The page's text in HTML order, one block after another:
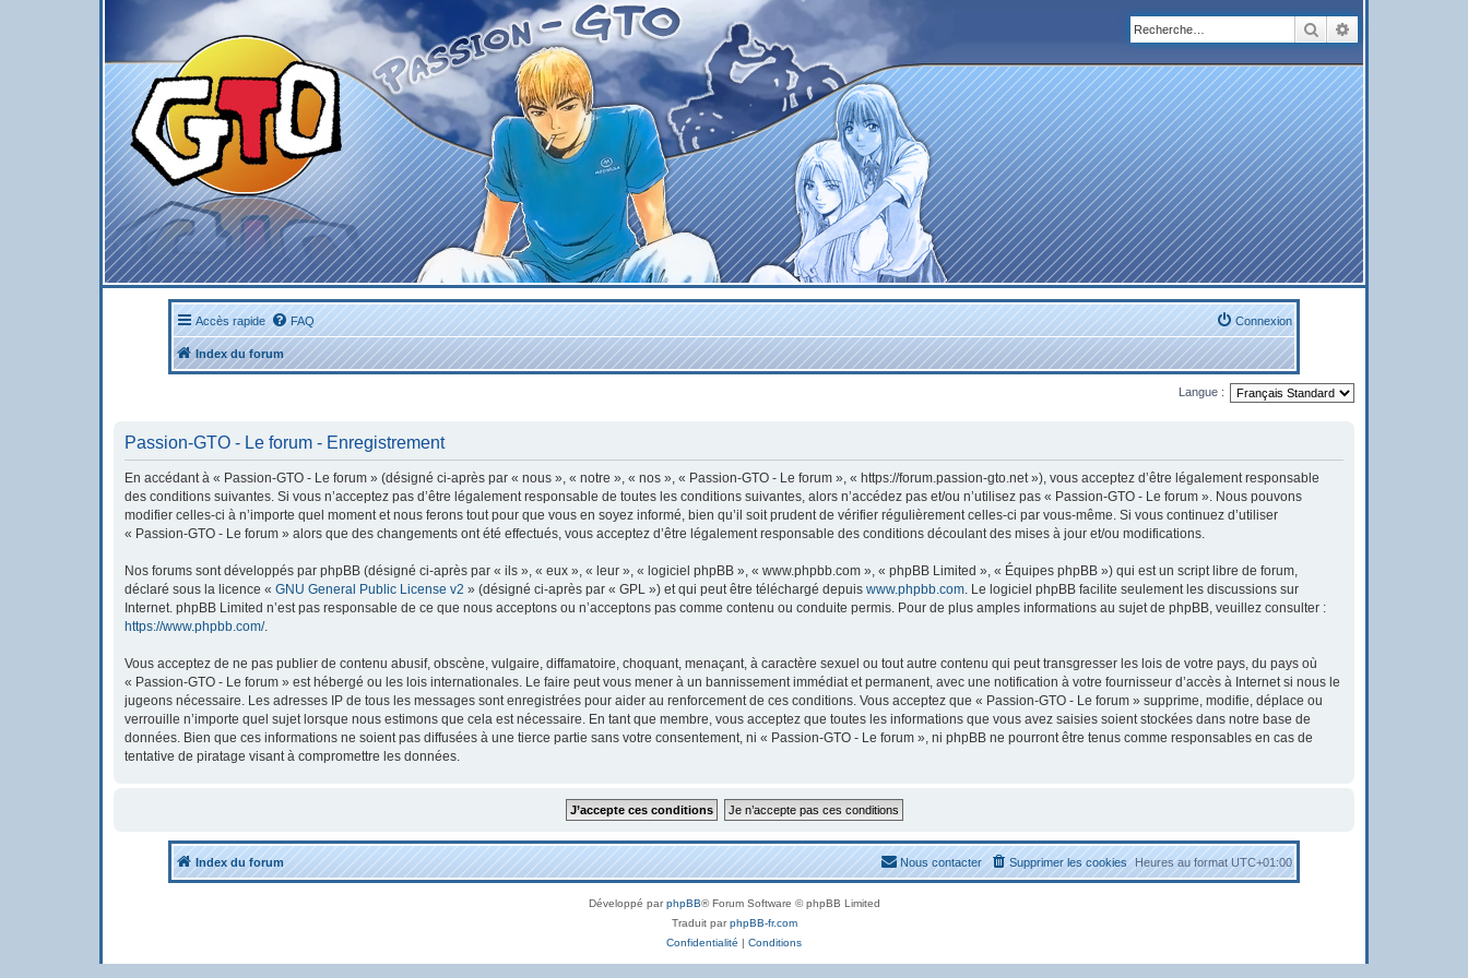
Rechercher
Accès rapide FAQ Connexion
Index du forum
Langue :
Passion-GTO - Le forum - Enregistrement
En accédant à « Passion-GTO - Le forum » (désigné ci-après par « nous », « notre », « nos », « Passion-GTO - Le forum », « https://forum.passion-gto.net »), vous acceptez d’être légalement responsable
des conditions suivantes. Si vous n’acceptez pas d’être légalement responsable de toutes les conditions suivantes, alors n’accédez pas et/ou n’utilisez pas « Passion-GTO - Le forum ». Nous pouvons
modifier celles-ci à n’importe quel moment et nous ferons tout pour que vous en soyez informé, bien qu’il soit prudent de vérifier régulièrement celles-ci par vous-même. Si vous continuez d’utiliser
« Passion-GTO - Le forum » alors que des changements ont été effectués, vous acceptez d’être légalement responsable des conditions découlant des mises à jour et/ou modifications.
Nos forums sont développés par phpBB (désigné ci-après par « ils », « eux », « leur », « logiciel phpBB », « www.phpbb.com », « phpBB Limited », « Équipes phpBB ») qui est un script libre de forum,
déclaré sous la licence « GNU General Public License v2 » (désigné ci-après par « GPL ») et qui peut être téléchargé depuis www.phpbb.com . Le logiciel phpBB facilite seulement les discussions sur
Internet. phpBB Limited n’est pas responsable de ce que nous acceptons ou n’acceptons pas comme contenu ou conduite permis. Pour de plus amples informations au sujet de phpBB, veuillez consulter :
https://www.phpbb.com/.
Vous acceptez de ne pas publier de contenu abusif, obscène, vulgaire, diffamatoire, choquant, menaçant, à caractère sexuel ou tout autre contenu qui peut transgresser les lois de votre pays, du pays où
« Passion-GTO - Le forum » est hébergé ou les lois internationales. Le faire peut vous mener à un bannissement immédiat et permanent, avec une notification à votre fournisseur d’accès à Internet si nous le
jugeons nécessaire. Les adresses IP de tous les messages sont enregistrées pour aider au renforcement de ces conditions. Vous acceptez que « Passion-GTO - Le forum » supprime, modifie, déplace ou
verrouille n’importe quel sujet lorsque nous estimons que cela est nécessaire. En tant que membre, vous acceptez que toutes les informations que vous avez saisies soient stockées dans notre base de
données. Bien que ces informations ne soient pas diffusées à une tierce partie sans votre consentement, ni « Passion-GTO - Le forum », ni phpBB ne pourront être tenus comme responsables en cas de
tentative de piratage visant à compromettre les données.
Index du forum Heures au formatUTC+01:00
Supprimer les cookies
Nous contacter
Développé parphpBB® Forum Software © phpBB Limited
Traduit parphpBB-fr.com
Confidentialité | Conditions